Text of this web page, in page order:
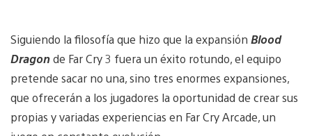
Siguiendo la filosofía que hizo que la expansión Blood
Dragonde Far Cry 3 fuera un éxito rotundo, el equipo
pretende sacar no una, sino tres enormes expansiones,
que ofrecerán a los jugadores la oportunidad de crear sus
propias y variadas experiencias en Far Cry Arcade, un